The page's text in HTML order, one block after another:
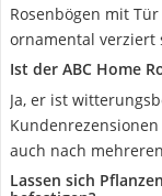
Rosenbögen mit
ornamental verziert
Ist der ABC Home
Ja, er ist
auch nach
Lassen sich